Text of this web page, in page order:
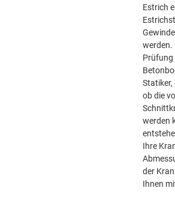
Estrich
werden.
Prüfung
Statiker,
ob die
werden
Ihre
der
Ihnen